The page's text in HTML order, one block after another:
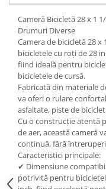
Accesorii
Trotinete electrice
Biciclete Electrice
Anvelope moto
Camere moto
Anvelope ATV
Cauciucuri bicicleta
Anvelope și Camere
https://
tbi?
Cameră Bicicletă 28 x 1
Drumuri Diverse
Camera de bicicletă 28
bicicletele cu roți de 28
fiind ideală pentru
bicicletele de cursă.
Fabricată din materiale
va oferi o rulare
asfaltate, piste de
Cu o construcție atentă
de aer, această cameră
continuă, fără
Caracteristici principale:
✔ Dimensiune
potrivită pentru